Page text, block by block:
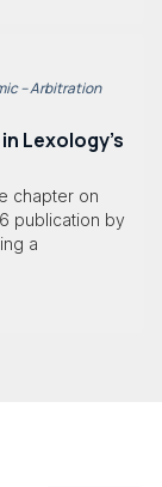
– Arbitration
Lexology's
chapter on
publication by
a